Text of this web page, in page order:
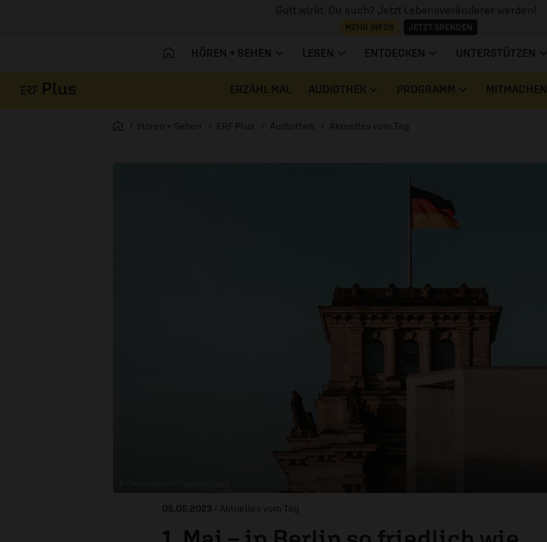
Gott wirkt. Du auch? Jetzt Lebensveränderer werden!
MEHR INFOS JETZT SPENDEN
HÖREN + SEHEN LESEN ENTDECKEN UNTERSTÜTZEN
ERZÄHL MAL AUDIOTHEK PROGRAMM MITMACHEN
Startseite
Hören + Sehen ERF Plus Audiothek Aktuelles vom Tag
05.05.2023 / Aktuelles vom Tag